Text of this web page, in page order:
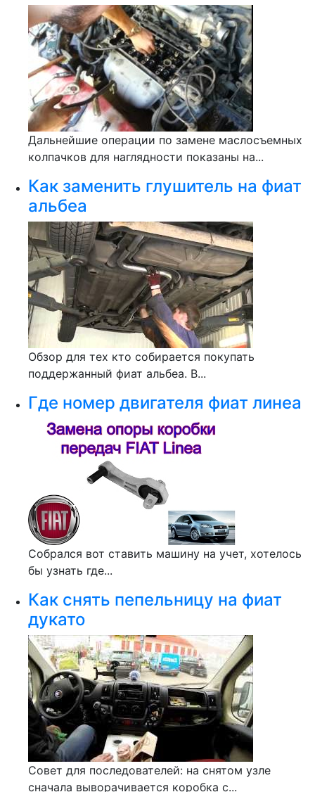
Дальнейшие операции по замене маслосъемных
колпачков для наглядности показаны на...
Как заменить глушитель на фиат
альбеа
Обзор для тех кто собирается покупать
поддержанный фиат альбеа. В...
Где номер двигателя фиат линеа
Собрался вот ставить машину на учет, хотелось
бы узнать где...
Как снять пепельницу на фиат
дукато
Совет для последователей: на снятом узле
сначала выворачивается коробка с...